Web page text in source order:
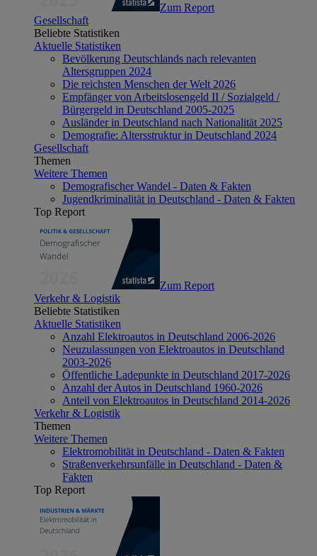
Zum Report
Gesellschaft
Beliebte Statistiken
Aktuelle Statistiken
Bevölkerung Deutschlands nach relevanten
Altersgruppen 2024
Die reichsten Menschen der Welt 2026
Empfänger von Arbeitslosengeld II / Sozialgeld /
Bürgergeld in Deutschland 2005-2025
Ausländer in Deutschland nach Nationalität 2025
Demografie: Altersstruktur in Deutschland 2024
Gesellschaft
Themen
Weitere Themen
Demografischer Wandel - Daten & Fakten
Jugendkriminalität in Deutschland - Daten & Fakten
Top Report
Zum Report
Verkehr & Logistik
Beliebte Statistiken
Aktuelle Statistiken
Anzahl Elektroautos in Deutschland 2006-2026
Neuzulassungen von Elektroautos in Deutschland
2003-2026
Öffentliche Ladepunkte in Deutschland 2017-2026
Anzahl der Autos in Deutschland 1960-2026
Anteil von Elektroautos in Deutschland 2014-2026
Verkehr & Logistik
Themen
Weitere Themen
Elektromobilität in Deutschland - Daten & Fakten
Straßenverkehrsunfälle in Deutschland - Daten &
Fakten
Top Report